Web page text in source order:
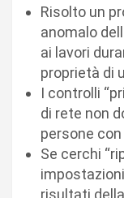
Risolto un
anomalo
ai lavori
proprietà di
I controlli
di rete non
persone
Se cerchi
risultati